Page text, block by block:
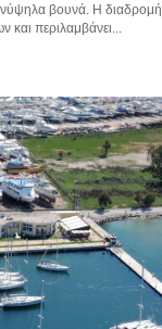
βουνά. Η διαδρομή
και περιλαμβάνει...